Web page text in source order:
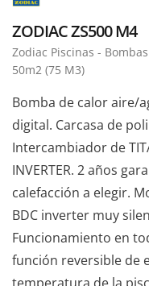
ZODIAC ZS500 M4
Zodiac Piscinas -
50m2 (75 M3)
Bomba de calor aire/
digital. Carcasa de
Intercambiador de
INVERTER. 2 años
calefacción a elegir.
BDC inverter muy
Funcionamiento en
función reversible de
temperatura de la